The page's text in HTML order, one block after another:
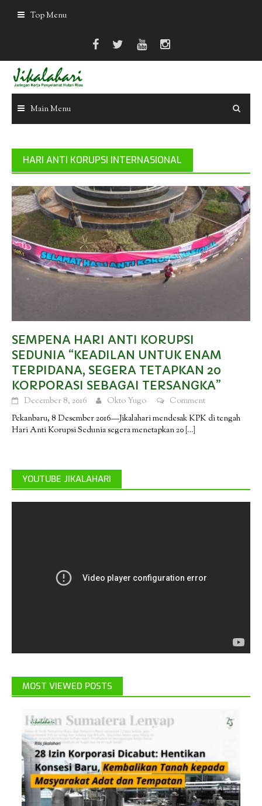
Top Menu
Main Menu
HARI ANTI KORUPSI INTERNASIONAL
SEMPENA HARI ANTI KORUPSI
SEDUNIA “KEADILAN UNTUK ENAM
TERPIDANA, SEGERA TETAPKAN 20
KORPORASI SEBAGAI TERSANGKA”
December 8, 2016 Okto Yugo
Comment
Pekanbaru, 8 Desember 2016—Jikalahari mendesak KPK di tengah
Hari Anti Korupsi Sedunia segera menetapkan 20 […]
YOUTUBE JIKALAHARI
MOST VIEWED POSTS